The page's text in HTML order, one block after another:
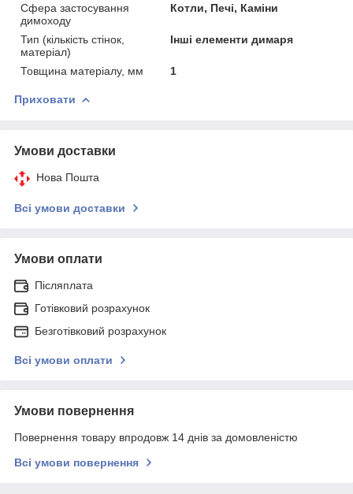
Сфера застосування
димоходу
Котли, Печі, Каміни
Тип (кількість стінок,
матеріал)
Інші елементи димаря
Товщина матеріалу, мм 1
Приховати
Умови доставки
Нова Пошта
Всі умови доставки
Умови оплати
Післяплата
Готівковий розрахунок
Безготівковий розрахунок
Всі умови оплати
Умови повернення
Повернення товару впродовж 14 днів за домовленістю
Всі умови повернення